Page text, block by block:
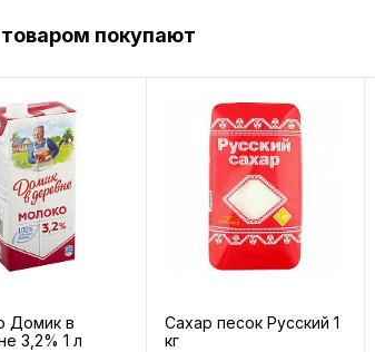
покупают
Домик в
3,2% 1 л
Сахар песок Русский 1
кг